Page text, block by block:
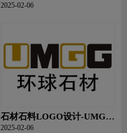
牌logo设计
2025-02-06
石材石料LOGO设计-UMGG
环球石材品牌logo设计
2025-02-06